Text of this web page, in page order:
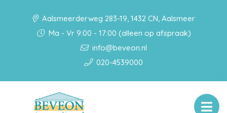
Aalsmeerderweg 283-19, 1432 CN, Aalsmeer
Ma - Vr 9:00 - 17:00 (alleen op afspraak)
info@beveon.nl
020-4539000